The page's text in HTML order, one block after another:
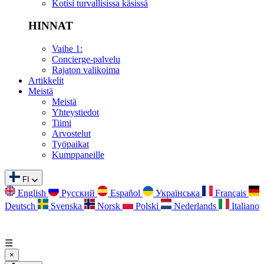
Kotisi turvallisissa käsissä
HINNAT
Vaihe 1:
Concierge-palvelu
Rajaton valikoima
Artikkelit
Meistä
Meistä
Yhteystiedot
Tiimi
Arvostelut
Työpaikat
Kumppaneille
FI
English Русский Español Українська
Français
Deutsch
Svenska Norsk Polski Nederlands Italiano
☰
×